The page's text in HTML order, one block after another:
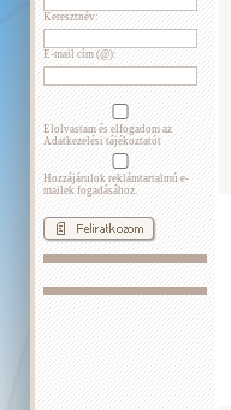
Keresztnév:
E-mail cím (@):
Elolvastam és elfogadom az
Adatkezelési tájékoztatót
Hozzájárulok reklámtartalmú e-
mailek fogadásához.